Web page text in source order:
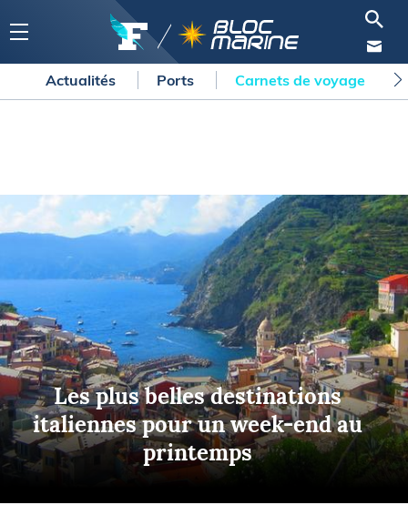
Actualités Ports Carnets de voyage
Les plus belles destinations
italiennes pour un week-end au
printemps